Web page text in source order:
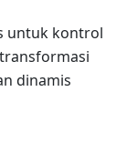
untuk kontrol
dinamis